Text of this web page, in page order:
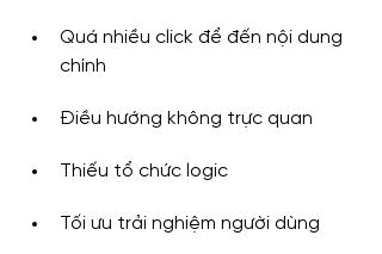
Quá nhiều click để đến nội dung
chính
Điều hướng không trực quan
Thiếu tổ chức logic
Tối ưu trải nghiệm người dùng